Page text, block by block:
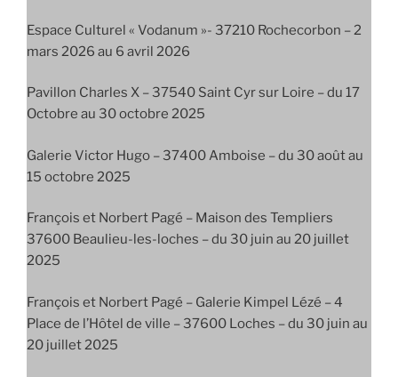
Espace Culturel « Vodanum »- 37210 Rochecorbon – 2
mars 2026 au 6 avril 2026
Pavillon Charles X – 37540 Saint Cyr sur Loire – du 17
Octobre au 30 octobre 2025
Galerie Victor Hugo – 37400 Amboise – du 30 août au
15 octobre 2025
François et Norbert Pagé – Maison des Templiers
37600 Beaulieu-les-loches – du 30 juin au 20 juillet
2025
François et Norbert Pagé – Galerie Kimpel Lézé – 4
Place de l’Hôtel de ville – 37600 Loches – du 30 juin au
20 juillet 2025